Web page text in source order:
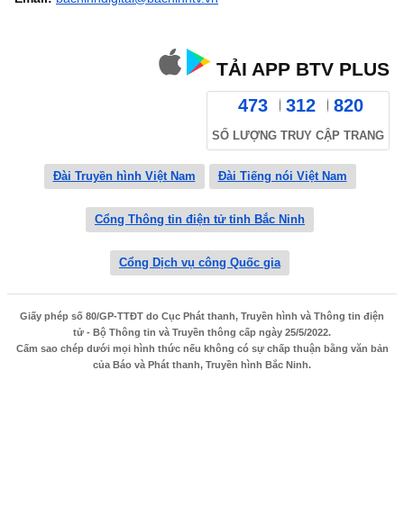
TẢI APP BTV PLUS
473 312 820
SỐ LƯỢNG TRUY CẬP TRANG
Đài Truyền hình Việt Nam Đài Tiếng nói Việt Nam
Cổng Thông tin điện tử tỉnh Bắc Ninh
Cổng Dịch vụ công Quốc gia
Giấy phép số 80/GP-TTĐT do Cục Phát thanh, Truyền hình và Thông tin điện
tử - Bộ Thông tin và Truyền thông cấp ngày 25/5/2022.
Cấm sao chép dưới mọi hình thức nếu không có sự chấp thuận bằng văn bản
của Báo và Phát thanh, Truyền hình Bắc Ninh.